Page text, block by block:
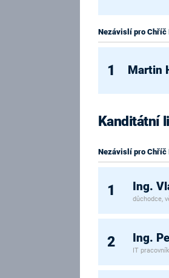
Nezávislí pro Chříč
1 Martin
Kanditátní
Nezávislí pro Chříč
1 Ing.
důchodce,
2 Ing.
IT